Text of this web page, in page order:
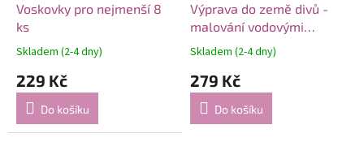
Voskovky pro nejmenší 8
ks
Skladem (2-4 dny)
229 Kč
Do košíku
Výprava do země divů -
malování vodovými
barvami 4v1
Skladem (2-4 dny)
279 Kč
Do košíku